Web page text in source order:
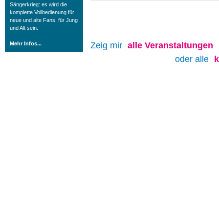
Sängerkrieg: es wird die
komplette Vollbedienung für
neue und alte Fans, für Jung
und Alt sein.
Mehr Infos... Zeig mir alle Veranstaltungen
oder alle